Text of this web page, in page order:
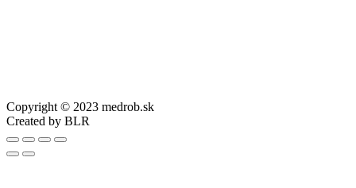
Copyright © 2023 medrob.sk
Created by BLR